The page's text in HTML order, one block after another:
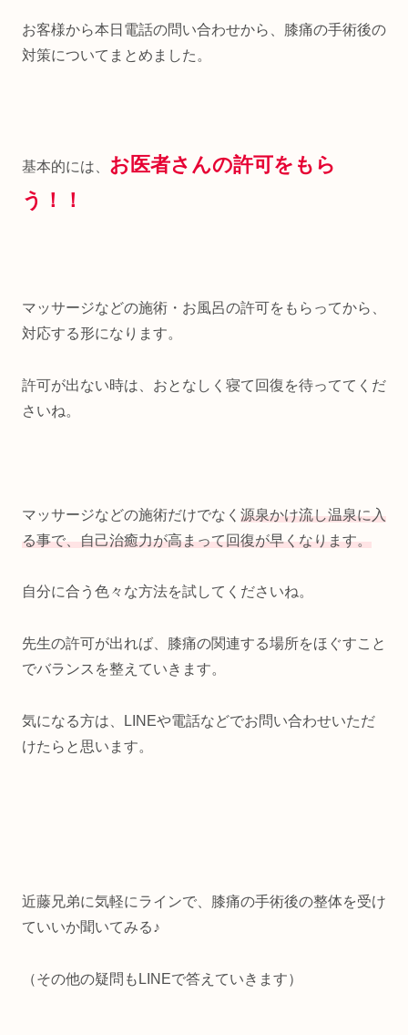
お客様から本日電話の問い合わせから、膝痛の手術後の
対策についてまとめました。
基本的には、 お医者さんの許可をもら
う！！
マッサージなどの施術・お風呂の許可をもらってから、
対応する形になります。
許可が出ない時は、おとなしく寝て回復を待っててくだ
さいね。
マッサージなどの施術だけでなく 源泉かけ流し温泉に入
る事で、自己治癒力が高まって回復が早くなります。
自分に合う色々な方法を試してくださいね。
先生の許可が出れば、膝痛の関連する場所をほぐすこと
でバランスを整えていきます。
気になる方は、LINEや電話などでお問い合わせいただ
けたらと思います。
近藤兄弟に気軽にラインで、膝痛の手術後の整体を受け
ていいか聞いてみる♪
（その他の疑問もLINEで答えていきます）